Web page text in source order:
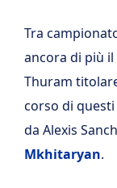
Tra
ancora di più
Thuram
corso di
da Alexis
Mkhitaryan.